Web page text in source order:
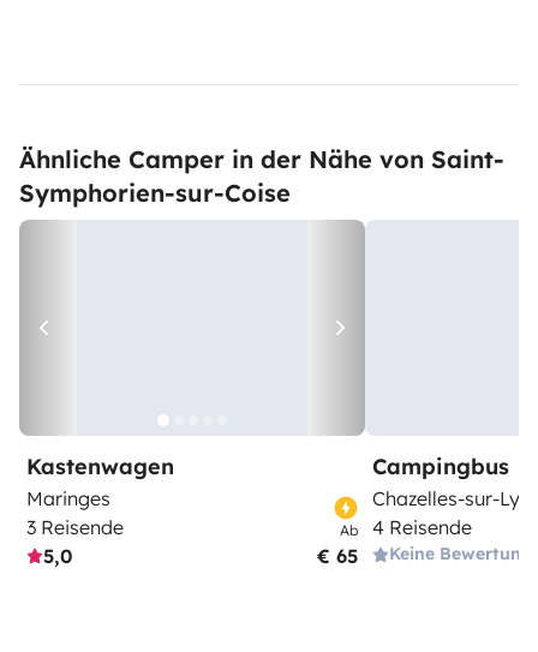
Ähnliche Camper in der Nähe von Saint-
Symphorien-sur-Coise
Kastenwagen
Maringes
3 Reisende
5,0
Ab
€ 65
Campingbus
Chazelles-sur-
4 Reisende
Keine Bewertung